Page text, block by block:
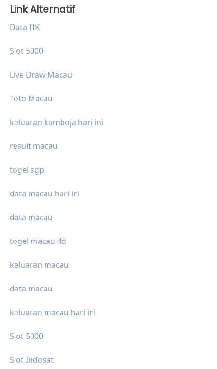
Link Alternatif
Data HK
Slot 5000
Live Draw Macau
Toto Macau
keluaran kamboja hari ini
result macau
togel sgp
data macau hari ini
data macau
togel macau 4d
keluaran macau
data macau
keluaran macau hari ini
Slot 5000
Slot Indosat